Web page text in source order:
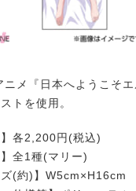
メ『日本へようこそ
トを使用。
】各2,200円(税込)
】全1種(マリー)
ズ(約)】W5cm×H16cm